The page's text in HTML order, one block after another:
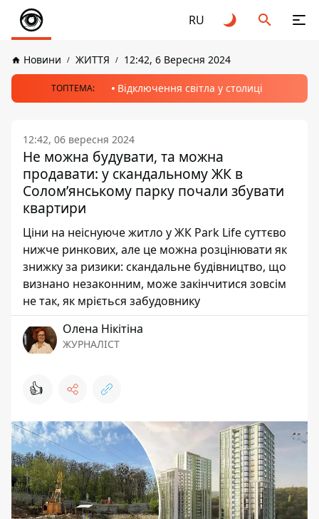
RU
Новини ЖИТТЯ 12:42, 6 Вересня 2024
ТОПТЕМА: Відключення світла у столиці
12:42, 06 вересня 2024
Не можна будувати, та можна
продавати: у скандальному ЖК в
Солом’янському парку почали збувати
квартири
Ціни на неіснуюче житло у ЖК Park Life суттєво
нижче ринкових, але це можна розцінювати як
знижку за ризики: скандальне будівництво, що
визнано незаконним, може закінчитися зовсім
не так, як мріється забудовнику
Олена Нікітіна
ЖУРНАЛІСТ
👍